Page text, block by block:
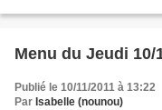
Menu du Jeudi 10/
Publié le 10/11/2011 à 13:22
Par Isabelle (nounou)